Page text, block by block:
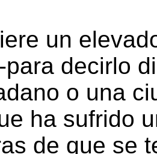
un
decirlo
o una
ha sufrido
de que se